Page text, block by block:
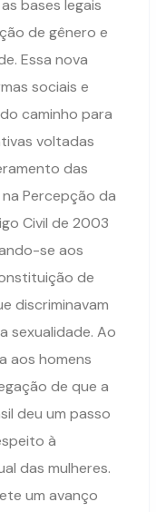
bases legais
de gênero e
Essa nova
sociais e
caminho para
voltadas
das
Percepção da
Civil de 2003
se aos
de
discriminavam
sexualidade. Ao
aos homens
de que a
deu um passo
à
das mulheres.
um avanço